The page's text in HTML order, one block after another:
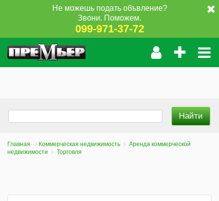
Не можешь подать объвление?
Звони. Поможем.
099-971-37-72
Главная Коммерческая недвижимость
Аренда коммерческой
недвижимости
Торговля